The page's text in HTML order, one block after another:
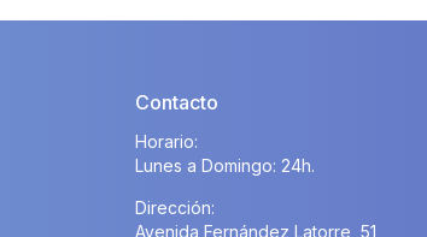
Contacto
Horario:
Lunes a Domingo: 24h.
Dirección:
Avenida Fernández Latorre, 51